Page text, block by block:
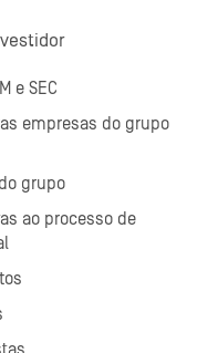
e SEC
empresas do grupo
grupo
ao processo de